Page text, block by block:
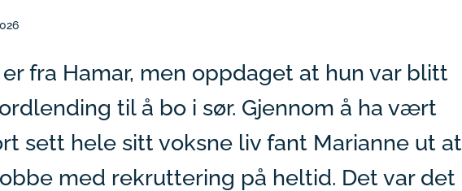
fra Hamar, men oppdaget at hun var blitt
til å bo i sør. Gjennom å ha vært
sett hele sitt voksne liv fant Marianne ut at
med rekruttering på heltid. Det var det